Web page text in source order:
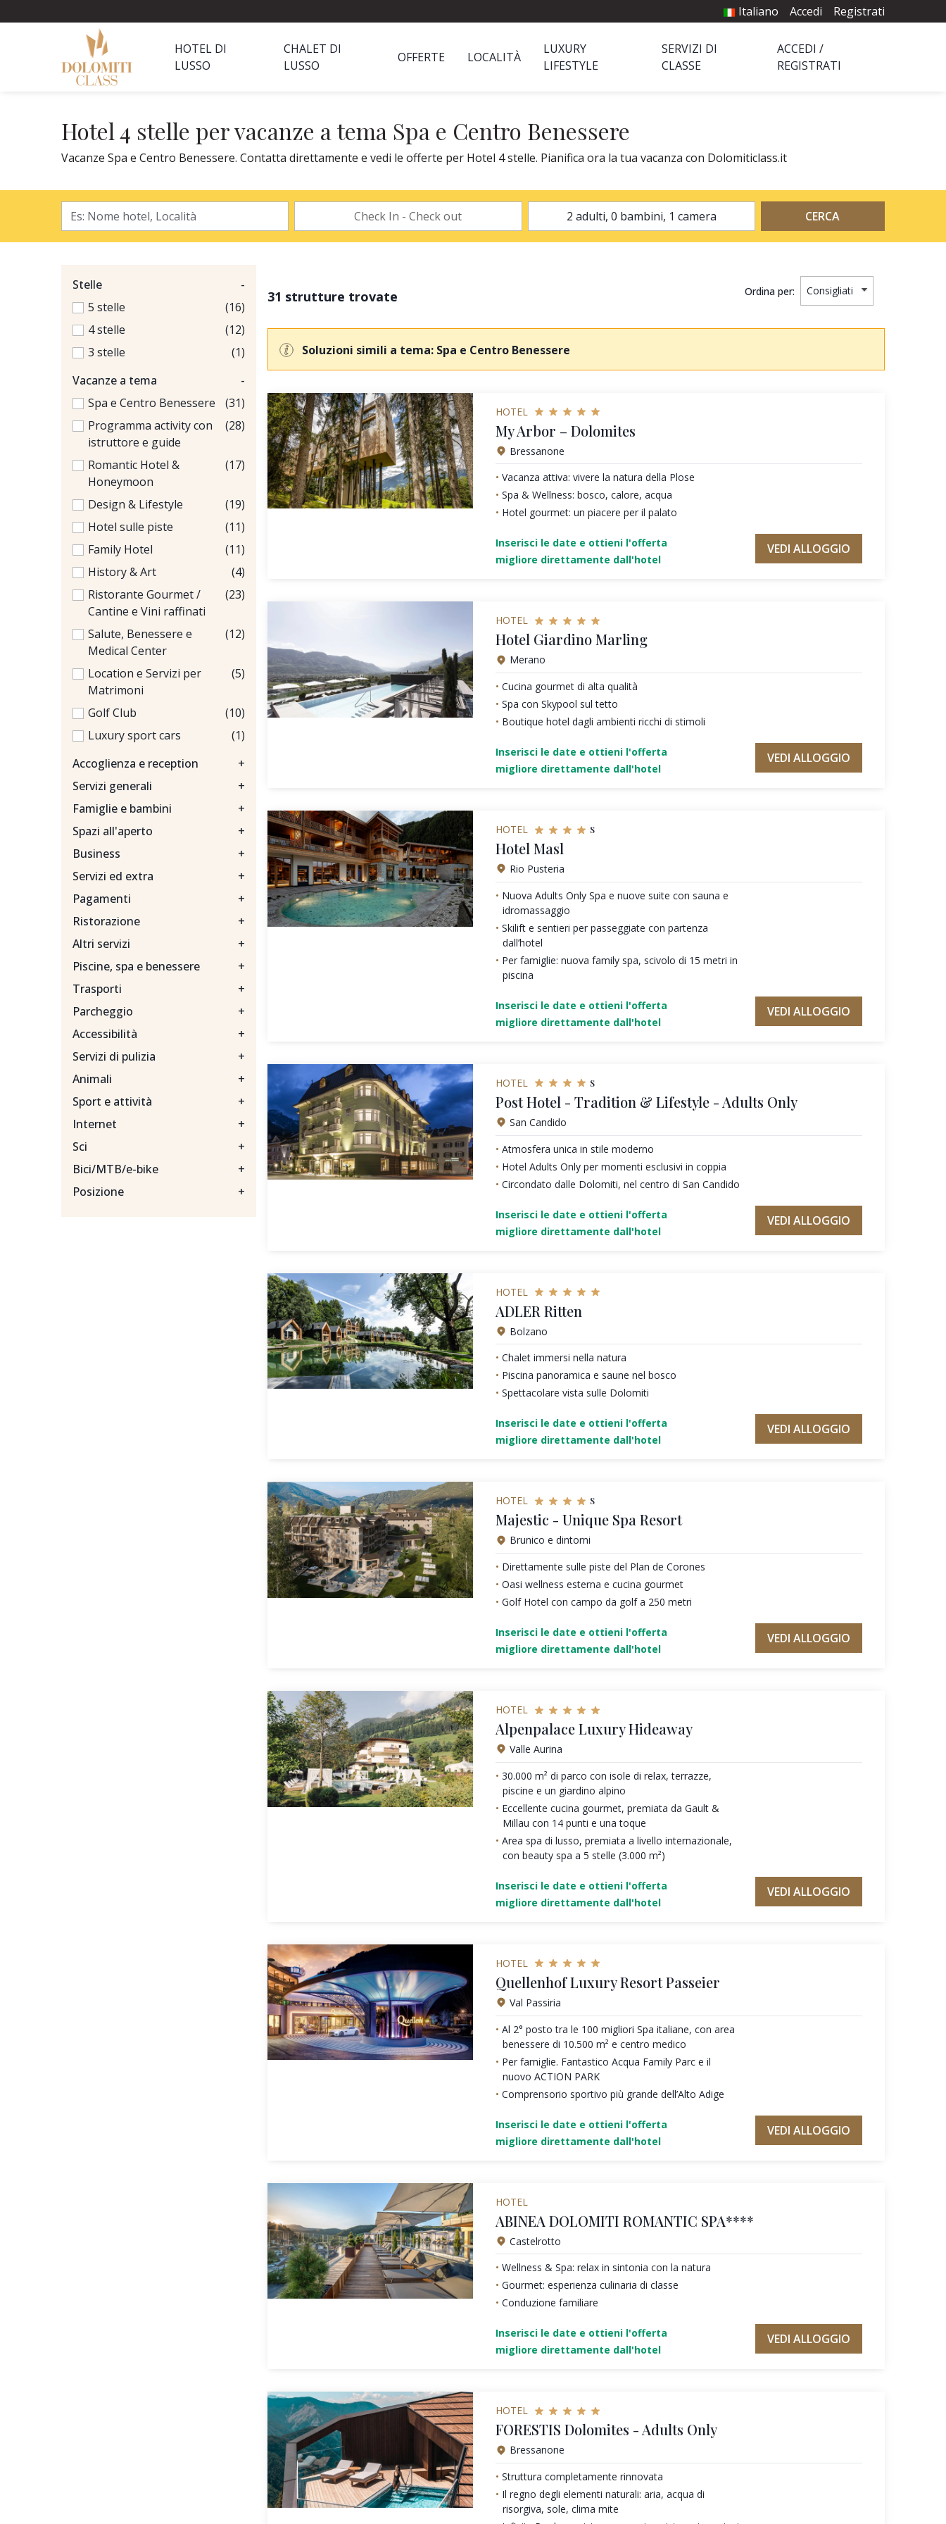
Italiano Accedi Registrati
HOTEL DI
LUSSO
CHALET DI
LUSSO
OFFERTE LOCALITÀ
LUXURY
LIFESTYLE
SERVIZI DI
CLASSE
ACCEDI /
REGISTRATI
Hotel 4 stelle per vacanze a tema Spa e Centro Benessere
Vacanze Spa e Centro Benessere. Contatta direttamente e vedi le offerte per Hotel 4 stelle. Pianifica ora la tua vacanza con Dolomiticlass.it
2 adulti, 0 bambini, 1 camera CERCA
Stelle
-
5 stelle
(16)
4 stelle
(12)
3 stelle
(1)
Vacanze a tema
-
Spa e Centro Benessere
(31)
Programma activity con
istruttore e guide
(28)
Romantic Hotel &
Honeymoon
(17)
Design & Lifestyle
(19)
Hotel sulle piste
(11)
Family Hotel
(11)
History & Art
(4)
Ristorante Gourmet /
Cantine e Vini raffinati
(23)
Salute, Benessere e
Medical Center
(12)
Location e Servizi per
Matrimoni
(5)
Golf Club
(10)
Luxury sport cars
(1)
Accoglienza e reception
+
Servizi generali
+
Famiglie e bambini
+
Spazi all'aperto
+
Business
+
Servizi ed extra
+
Pagamenti
+
Ristorazione
+
Altri servizi
+
Piscine, spa e benessere
+
Trasporti
+
Parcheggio
+
Accessibilità
+
Servizi di pulizia
+
Animali
+
Sport e attività
+
Internet
+
Sci
+
Bici/MTB/e-bike
+
Posizione
+
31 strutture trovate Ordina per:
Soluzioni simili a tema: Spa e Centro Benessere
HOTEL
My Arbor – Dolomites
Bressanone
Vacanza attiva: vivere la natura della Plose
Spa & Wellness: bosco, calore, acqua
Hotel gourmet: un piacere per il palato
Inserisci le date e ottieni l'offerta
migliore direttamente dall'hotel
VEDI ALLOGGIO
HOTEL
Hotel Giardino Marling
Merano
Cucina gourmet di alta qualità
Spa con Skypool sul tetto
Boutique hotel dagli ambienti ricchi di stimoli
Inserisci le date e ottieni l'offerta
migliore direttamente dall'hotel
VEDI ALLOGGIO
HOTEL s
Hotel Masl
Rio Pusteria
Nuova Adults Only Spa e nuove suite con sauna e
idromassaggio
Skilift e sentieri per passeggiate con partenza
dall’hotel
Per famiglie: nuova family spa, scivolo di 15 metri in
piscina
Inserisci le date e ottieni l'offerta
migliore direttamente dall'hotel
VEDI ALLOGGIO
HOTEL s
Post Hotel - Tradition & Lifestyle - Adults Only
San Candido
Atmosfera unica in stile moderno
Hotel Adults Only per momenti esclusivi in coppia
Circondato dalle Dolomiti, nel centro di San Candido
Inserisci le date e ottieni l'offerta
migliore direttamente dall'hotel
VEDI ALLOGGIO
HOTEL
ADLER Ritten
Bolzano
Chalet immersi nella natura
Piscina panoramica e saune nel bosco
Spettacolare vista sulle Dolomiti
Inserisci le date e ottieni l'offerta
migliore direttamente dall'hotel
VEDI ALLOGGIO
HOTEL s
Majestic - Unique Spa Resort
Brunico e dintorni
Direttamente sulle piste del Plan de Corones
Oasi wellness esterna e cucina gourmet
Golf Hotel con campo da golf a 250 metri
Inserisci le date e ottieni l'offerta
migliore direttamente dall'hotel
VEDI ALLOGGIO
HOTEL
Alpenpalace Luxury Hideaway
Valle Aurina
30.000 m² di parco con isole di relax, terrazze,
piscine e un giardino alpino
Eccellente cucina gourmet, premiata da Gault &
Millau con 14 punti e una toque
Area spa di lusso, premiata a livello internazionale,
con beauty spa a 5 stelle (3.000 m²)
Inserisci le date e ottieni l'offerta
migliore direttamente dall'hotel
VEDI ALLOGGIO
HOTEL
Quellenhof Luxury Resort Passeier
Val Passiria
Al 2° posto tra le 100 migliori Spa italiane, con area
benessere di 10.500 m² e centro medico
Per famiglie. Fantastico Acqua Family Parc e il
nuovo ACTION PARK
Comprensorio sportivo più grande dell’Alto Adige
Inserisci le date e ottieni l'offerta
migliore direttamente dall'hotel
VEDI ALLOGGIO
HOTEL
ABINEA DOLOMITI ROMANTIC SPA****
Castelrotto
Wellness & Spa: relax in sintonia con la natura
Gourmet: esperienza culinaria di classe
Conduzione familiare
Inserisci le date e ottieni l'offerta
migliore direttamente dall'hotel
VEDI ALLOGGIO
HOTEL
FORESTIS Dolomites - Adults Only
Bressanone
Struttura completamente rinnovata
Il regno degli elementi naturali: aria, acqua di
risorgiva, sole, clima mite